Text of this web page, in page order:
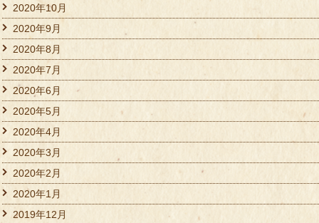
2020年10月
2020年9月
2020年8月
2020年7月
2020年6月
2020年5月
2020年4月
2020年3月
2020年2月
2020年1月
2019年12月